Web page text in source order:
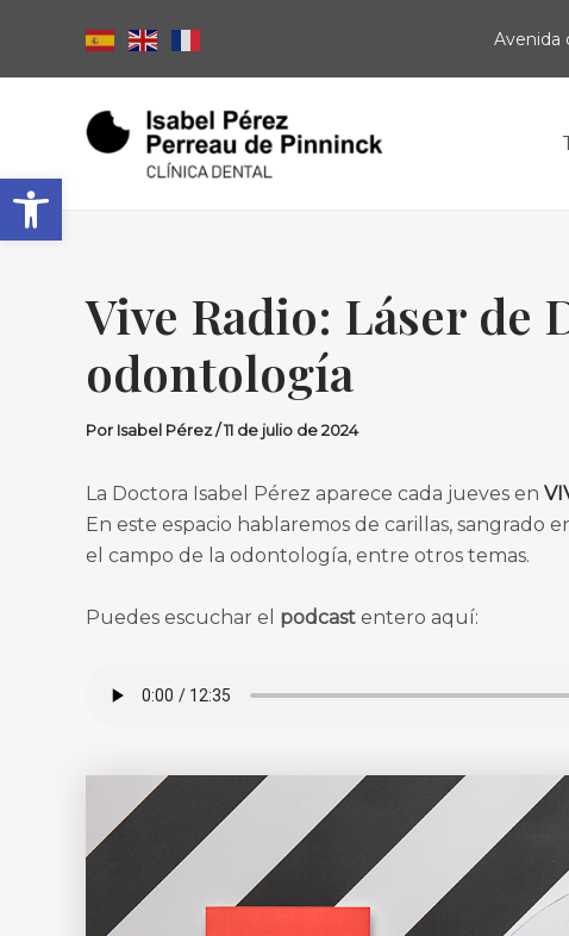
Abrir barra de herramientas
contenido
Avenida
Vive Radio: Láser de
odontología
Por Isabel Pérez/11 de julio de 2024
La Doctora Isabel Pérez aparece cada jueves en
En este espacio hablaremos de carillas, sangrado
el campo de la odontología, entre otros temas.
Puedes escuchar el podcast entero aquí:
de
entradas